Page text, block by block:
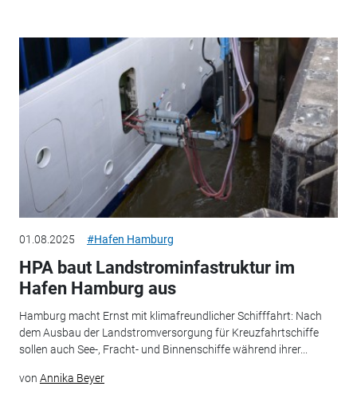
01.08.2025 #Hafen Hamburg
HPA baut Landstrominfastruktur im
Hafen Hamburg aus
Hamburg macht Ernst mit klimafreundlicher Schifffahrt: Nach
dem Ausbau der Landstromversorgung für Kreuzfahrtschiffe
sollen auch See-, Fracht- und Binnenschiffe während ihrer...
von Annika Beyer